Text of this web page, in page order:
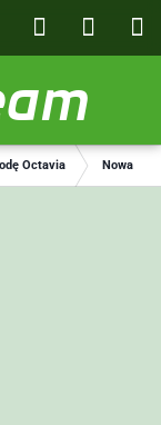
Octavia Nowa